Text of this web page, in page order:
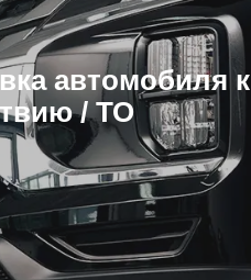
автомобиля к
/ ТО